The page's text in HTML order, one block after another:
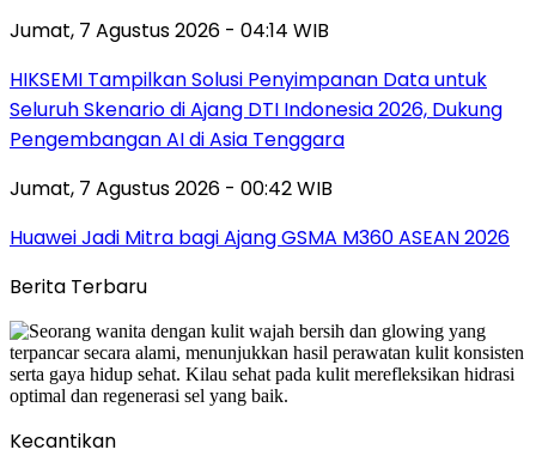
Jumat, 7 Agustus 2026 - 04:14 WIB
HIKSEMI Tampilkan Solusi Penyimpanan Data untuk
Seluruh Skenario di Ajang DTI Indonesia 2026, Dukung
Pengembangan AI di Asia Tenggara
Jumat, 7 Agustus 2026 - 00:42 WIB
Huawei Jadi Mitra bagi Ajang GSMA M360 ASEAN 2026
Berita Terbaru
Kecantikan